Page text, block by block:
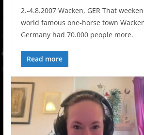
2.-4.8.2007 Wacken, GER That
world famous one-horse town
Germany had 70.000 people more.
Read more